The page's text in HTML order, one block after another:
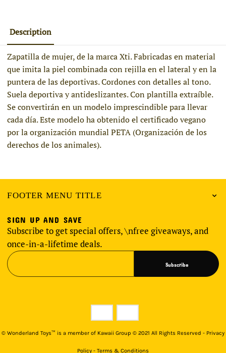
Description
Zapatilla de mujer, de la marca Xti. Fabricadas en material
que imita la piel combinada con rejilla en el lateral y en la
puntera de las deportivas. Cordones con detalles al tono.
Suela deportiva y antideslizantes. Con plantilla extraíble.
Se convertirán en un modelo imprescindible para llevar
cada día. Este modelo ha obtenido el certificado vegano
por la organización mundial PETA (Organización de los
derechos de los animales).
FOOTER MENU TITLE
SIGN UP AND SAVE
Subscribe to get special offers, \nfree giveaways, and
once-in-a-lifetime deals.
Subscribe
© Wonderland Toys™ is a member of Kawaii Group © 2021 All Rights Reserved - Privacy
Policy - Terms & Conditions